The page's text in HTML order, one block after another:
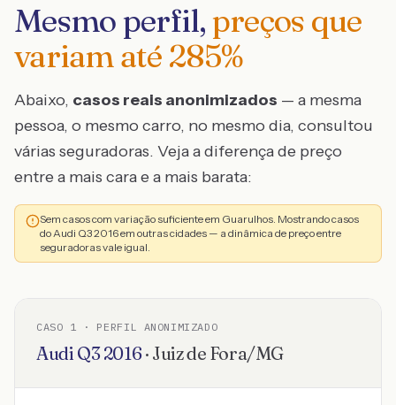
Mesmo perfil, preços que
variam até 285%
Abaixo, casos reais anonimizados — a mesma
pessoa, o mesmo carro, no mesmo dia, consultou
várias seguradoras. Veja a diferença de preço
entre a mais cara e a mais barata:
Sem casos com variação suficiente em Guarulhos. Mostrando casos
do Audi Q3 2016 em outras cidades — a dinâmica de preço entre
seguradoras vale igual.
CASO 1 · PERFIL ANONIMIZADO
Audi Q32016· Juiz de Fora/MG